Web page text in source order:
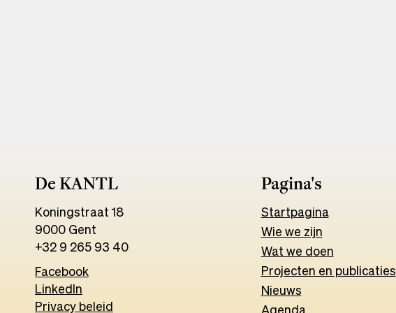
De KANTL
Koningstraat 18
9000 Gent
+32 9 265 93 40
Facebook
a
LinkedIn
in
Privacy beleid
Pagina's
Startpagina
Wie we zijn
Wat we doen
Projecten en publicaties
Nieuws